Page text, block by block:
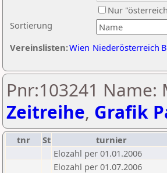
Sortierung
Nur
Vereinslisten:Wien Niederösterreich
Pnr:103241
Zeitreihe, Grafik
tnr St turnier
Elozahl per 01.01.2006
Elozahl per 01.07.2006